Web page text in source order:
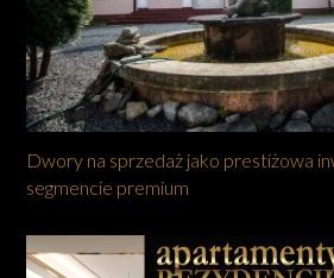
Dwory na sprzedaż jako prestiżowa
segmencie premium